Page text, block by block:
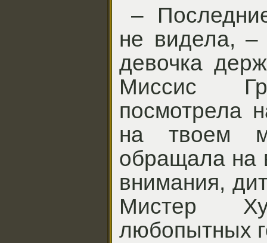
–
не видела, –
девочка
Миссис
посмотрела
на твоем
обращала на
внимания,
Мистер
любопытных